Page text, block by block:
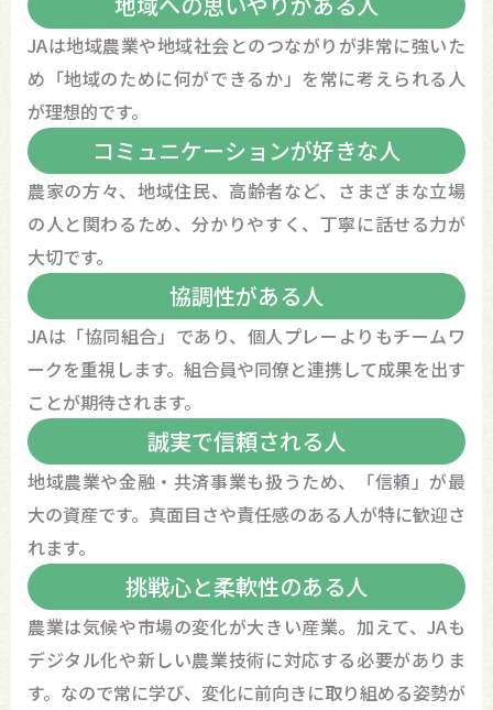
JAは地域農業や地域社会とのつながりが非常に強いた
め「地域のために何ができるか」を常に考えられる人
が理想的です。
コミュニケーションが好きな人
農家の方々、地域住民、高齢者など、さまざまな立場
の人と関わるため、分かりやすく、丁寧に話せる力が
大切です。
協調性がある人
JAは「協同組合」であり、個人プレーよりもチームワ
ークを重視します。組合員や同僚と連携して成果を出す
ことが期待されます。
誠実で信頼される人
地域農業や金融・共済事業も扱うため、「信頼」が最
大の資産です。真面目さや責任感のある人が特に歓迎さ
れます。
挑戦心と柔軟性のある人
農業は気候や市場の変化が大きい産業。加えて、JAも
デジタル化や新しい農業技術に対応する必要がありま
す。なので常に学び、変化に前向きに取り組める姿勢が